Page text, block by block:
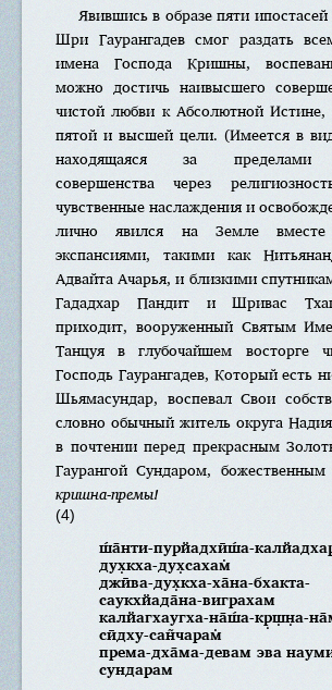
Явившись в образе пяти
Шри Гаурангадев смог раздать
имена Господа Кришны,
можно достичь наивысшего
чистой любви к Абсолютной
пятой и высшей цели. (Имеется в
находящаяся за пределами
совершенства через
чувственные наслаждения и
лично явился на Земле
экспансиями, такими как
Адвайта Ачарья, и близкими
Гададхар Пандит и Шривас
приходит, вооруженный Святым
Танцуя в глубочайшем восторге
Господь Гаурангадев, Который есть
Шьямасундар, воспевал Свои
словно обычный житель округа
в почтении перед прекрасным
Гаурангой Сундаром,
кришна-премы!
(4)
ш́а̄нти-пурйадхӣш́а-
дух̣кха-дух̣сахам̇
джӣва-дух̣кха-ха̄на-бхакта-
саукхйада̄на-виграхам
калйагхаугха-на̄ш́а-кр̣ш̣н̣а-
сӣдху-сан̃чарам̇
према-дха̄ма-девам эва
сундарам